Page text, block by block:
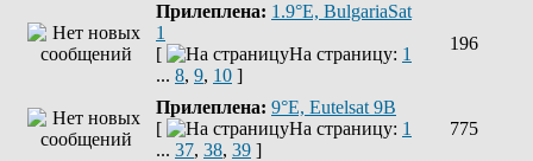
Прилеплена: 1.9°E, BulgariaSat
1
[
На страницу: 1
... 8, 9, 10 ]
196
Прилеплена: 9°E, Eutelsat 9B
[
На страницу: 1
... 37, 38, 39 ]
775